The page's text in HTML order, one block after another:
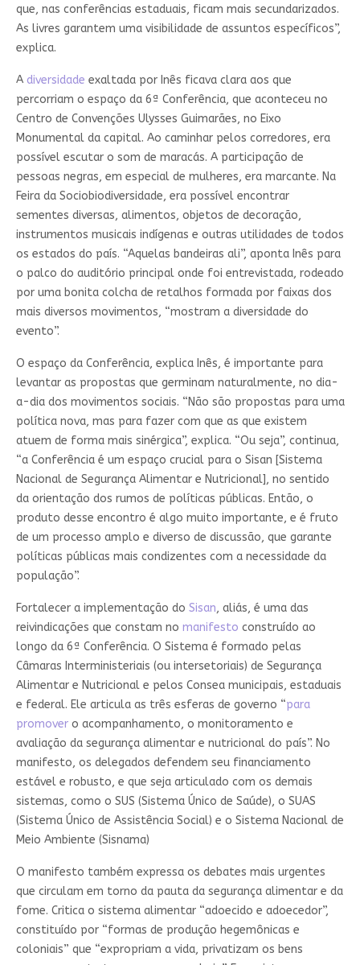
que, nas conferências estaduais, ficam mais secundarizados.
As livres garantem uma visibilidade de assuntos específicos”,
explica.
A diversidade exaltada por Inês ficava clara aos que
percorriam o espaço da 6ª Conferência, que aconteceu no
Centro de Convenções Ulysses Guimarães, no Eixo
Monumental da capital. Ao caminhar pelos corredores, era
possível escutar o som de maracás. A participação de
pessoas negras, em especial de mulheres, era marcante. Na
Feira da Sociobiodiversidade, era possível encontrar
sementes diversas, alimentos, objetos de decoração,
instrumentos musicais indígenas e outras utilidades de todos
os estados do país. “Aquelas bandeiras ali”, aponta Inês para
o palco do auditório principal onde foi entrevistada, rodeado
por uma bonita colcha de retalhos formada por faixas dos
mais diversos movimentos, “mostram a diversidade do
evento”.
O espaço da Conferência, explica Inês, é importante para
levantar as propostas que germinam naturalmente, no dia-
a-dia dos movimentos sociais. “Não são propostas para uma
política nova, mas para fazer com que as que existem
atuem de forma mais sinérgica”, explica. “Ou seja”, continua,
“a Conferência é um espaço crucial para o Sisan [Sistema
Nacional de Segurança Alimentar e Nutricional], no sentido
da orientação dos rumos de políticas públicas. Então, o
produto desse encontro é algo muito importante, e é fruto
de um processo amplo e diverso de discussão, que garante
políticas públicas mais condizentes com a necessidade da
população”.
Fortalecer a implementação do Sisan, aliás, é uma das
reivindicações que constam no manifesto construído ao
longo da 6ª Conferência. O Sistema é formado pelas
Câmaras Interministeriais (ou intersetoriais) de Segurança
Alimentar e Nutricional e pelos Consea municipais, estaduais
e federal. Ele articula as três esferas de governo “para
promovero acompanhamento, o monitoramento e
avaliação da segurança alimentar e nutricional do país”. No
manifesto, os delegados defendem seu financiamento
estável e robusto, e que seja articulado com os demais
sistemas, como o SUS (Sistema Único de Saúde), o SUAS
(Sistema Único de Assistência Social) e o Sistema Nacional de
Meio Ambiente (Sisnama)
O manifesto também expressa os debates mais urgentes
que circulam em torno da pauta da segurança alimentar e da
fome. Critica o sistema alimentar “adoecido e adoecedor”,
constituído por “formas de produção hegemônicas e
coloniais” que “expropriam a vida, privatizam os bens